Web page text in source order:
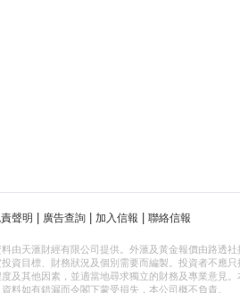
聲明 廣告查詢 加入信報 聯絡信報
由天滙財經有限公司提供。外滙及黃金報價由路透社
資目標、財務狀況及個別需要而編製。投資者不應
及其他因素，並適當地尋求獨立的財務及專業意見
料如有錯漏而令閣下蒙受損失，本公司概不負責。